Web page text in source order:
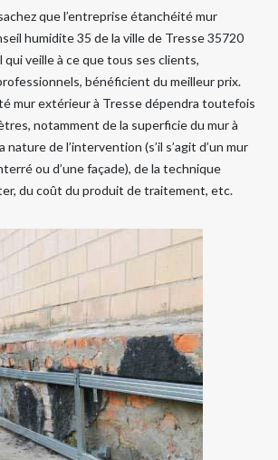
que l’entreprise étanchéité mur
humidite 35 de la ville de Tresse 35720
veille à ce que tous ses clients,
bénéficient du meilleur prix.
mur extérieur à Tresse dépendra toutefois
notamment de la superficie du mur à
nature de l’intervention (s’il s’agit d’un mur
ou d’une façade), de la technique
du coût du produit de traitement, etc.